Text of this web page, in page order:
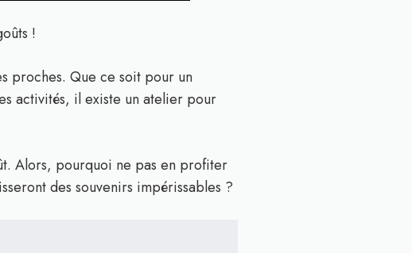
!
proches. Que ce soit pour un
activités, il existe un atelier pour
Alors, pourquoi ne pas en profiter
des souvenirs impérissables ?